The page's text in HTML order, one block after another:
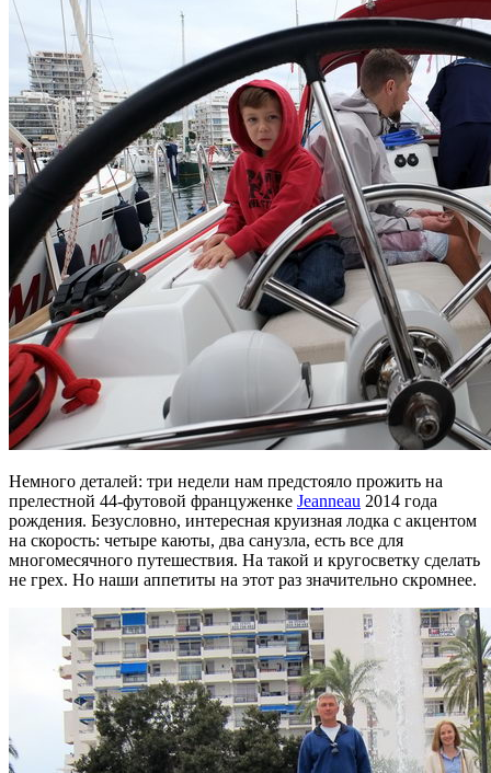
Немного деталей: три недели нам предстояло прожить на
прелестной 44-футовой француженке Jeanneau 2014 года
рождения. Безусловно, интересная круизная лодка с акцентом
на скорость: четыре каюты, два санузла, есть все для
многомесячного путешествия. На такой и кругосветку сделать
не грех. Но наши аппетиты на этот раз значительно скромнее.